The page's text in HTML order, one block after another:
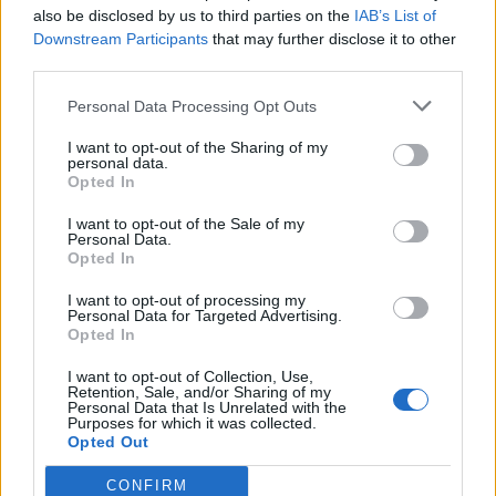
also be disclosed by us to third parties on the IAB’s List of
Downstream Participants that may further disclose it to other
Personal Data Processing Opt Outs
I want to opt-out of the Sharing of my
personal data.
Opted In
I want to opt-out of the Sale of my
Personal Data.
Opted In
I want to opt-out of processing my
Personal Data for Targeted Advertising.
Opted In
I want to opt-out of Collection, Use,
Retention, Sale, and/or Sharing of my
Personal Data that Is Unrelated with the
Purposes for which it was collected.
Opted Out
CONFIRM
Protesta hyn në ditën e
70-të, qytetarët
“Skënderbej”: Rama, jep
dorëheqjen!
Ukraina arrin marrëveshje
me SHBA-në për furnizime
Videoja e rrallë e liderit
Irani, mister mbi
shëndetin e Mojtaba
Khameneit
identifikohet autori i
dyshuar që është në
kërkim